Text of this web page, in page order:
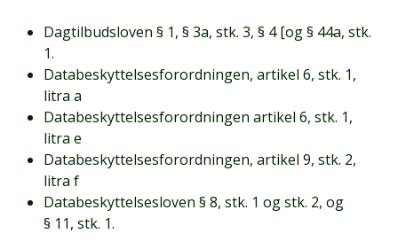
Dagtilbudsloven § 1, § 3a, stk. 3, § 4 [og § 44a, stk.
1.
Databeskyttelsesforordningen, artikel 6, stk. 1,
litra a
Databeskyttelsesforordningen artikel 6, stk. 1,
litra e
Databeskyttelsesforordningen, artikel 9, stk. 2,
litra f
Databeskyttelsesloven § 8, stk. 1 og stk. 2, og
§ 11, stk. 1.